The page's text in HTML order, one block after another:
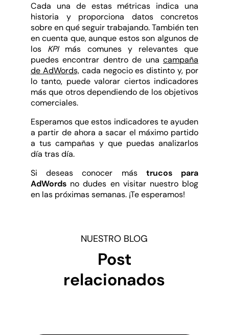
Cada una de estas métricas indica una
historia y proporciona datos concretos
sobre en qué seguir trabajando. También ten
en cuenta que, aunque estos son algunos de
los KPImás comunes y relevantes que
puedes encontrar dentro de una campaña
de AdWords,cada negocio es distinto y, por
lo tanto, puede valorar ciertos indicadores
más que otros dependiendo de los objetivos
comerciales.
Esperamos que estos indicadores te ayuden
a partir de ahora a sacar el máximo partido
a tus campañas y que puedas analizarlos
día tras día.
Si deseas conocer más trucos para
AdWords no dudes en visitar nuestro blog
en las próximas semanas. ¡Te esperamos!
NUESTRO BLOG
Post
relacionados